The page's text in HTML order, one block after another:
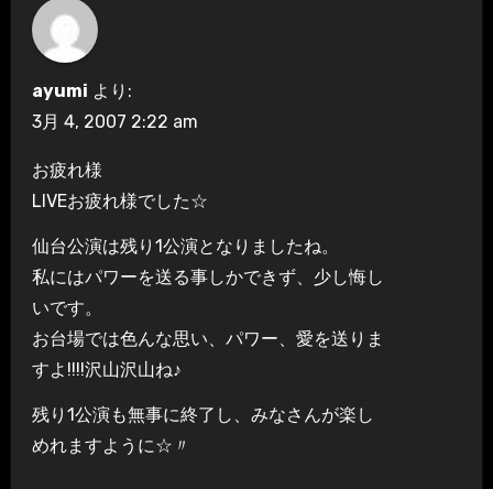
ョ
ン
ayumi より:
3月 4, 2007 2:22 am
お疲れ様
LIVEお疲れ様でした☆
仙台公演は残り1公演となりましたね。
私にはパワーを送る事しかできず、少し悔し
いです。
お台場では色んな思い、パワー、愛を送りま
すよ!!!!沢山沢山ね♪
残り1公演も無事に終了し、みなさんが楽し
めれますように☆〃